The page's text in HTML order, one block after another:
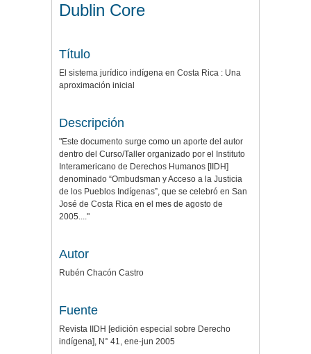
Dublin Core
Título
El sistema jurídico indígena en Costa Rica : Una
aproximación inicial
Descripción
"Este documento surge como un aporte del autor
dentro del Curso/Taller organizado por el Instituto
Interamericano de Derechos Humanos [IIDH]
denominado “Ombudsman y Acceso a la Justicia
de los Pueblos Indígenas”, que se celebró en San
José de Costa Rica en el mes de agosto de
2005...."
Autor
Rubén Chacón Castro
Fuente
Revista IIDH [edición especial sobre Derecho
indígena], N° 41, ene-jun 2005